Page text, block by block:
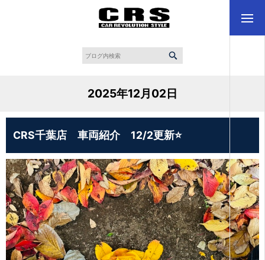
2025年12月02日
CRS千葉店 車両紹介 12/2更新⭐